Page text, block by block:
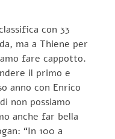
con 33
ma a Thiene per
fare cappotto.
il primo e
anno con Enrico
non possiamo
anche far bella
“In 100 a